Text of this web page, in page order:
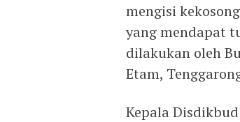
mengisi
yang mendapat
dilakukan oleh
Etam,
Kepala